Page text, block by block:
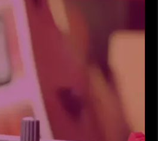
Live
2017
wir drei Juniks zu Gast
Sendung Heimatsound
über unsere aktuelle EP